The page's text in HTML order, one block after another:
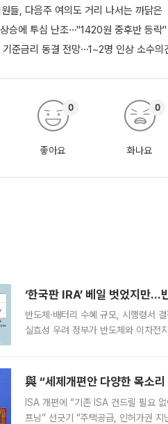
들, 다음주 여의도 거리 나서는 까닭은
승에 투심 난조⋯"1420원 중후반 등락
준금리 동결 전망⋯1~2명 인상 소수의
좋아요
0
화나요
0
‘한국판 IRA’ 베일 벗었지만…
반도체·배터리 수혜 규모, 시행령서
실효성 우려 정부가 반도체와 이차전
與 “세제개편안 다양한 목소
ISA 개편에 “기존 ISA 건드릴 필요
프닝” 선긋기 “주택공급, 인허가권